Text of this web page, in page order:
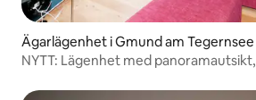
Ägarlägenhet i Gmund am Tegernsee
NYTT: Lägenhet med panoramautsikt,